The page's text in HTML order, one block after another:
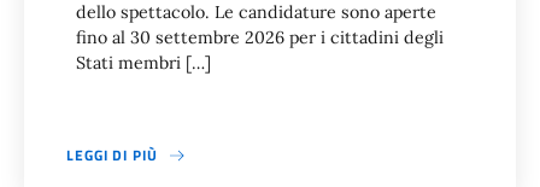
dello spettacolo. Le candidature sono aperte
fino al 30 settembre 2026 per i cittadini degli
Stati membri […]
LEGGI DI PIÙ